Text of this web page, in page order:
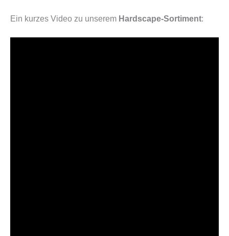
Ein kurzes Video zu unserem Hardscape-Sortiment: